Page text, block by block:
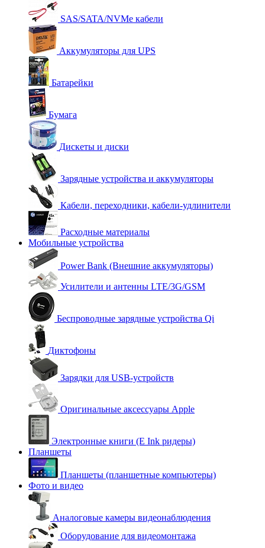
SAS/SATA/NVMe кабели
Аккумуляторы для UPS
Батарейки
Бумага
Дискеты и диски
Зарядные устройства и аккумуляторы
Кабели, переходники, кабели-удлинители
Расходные материалы
Мобильные устройства
Power Bank (Внешние аккумуляторы)
Усилители и антенны LTE/3G/GSM
Беспроводные зарядные устройства Qi
Диктофоны
Зарядки для USB-устройств
Оригинальные аксессуары Apple
Электронные книги (E Ink ридеры)
Планшеты
Планшеты (планшетные компьютеры)
Фото и видео
Аналоговые камеры видеонаблюдения
Оборудование для видеомонтажа